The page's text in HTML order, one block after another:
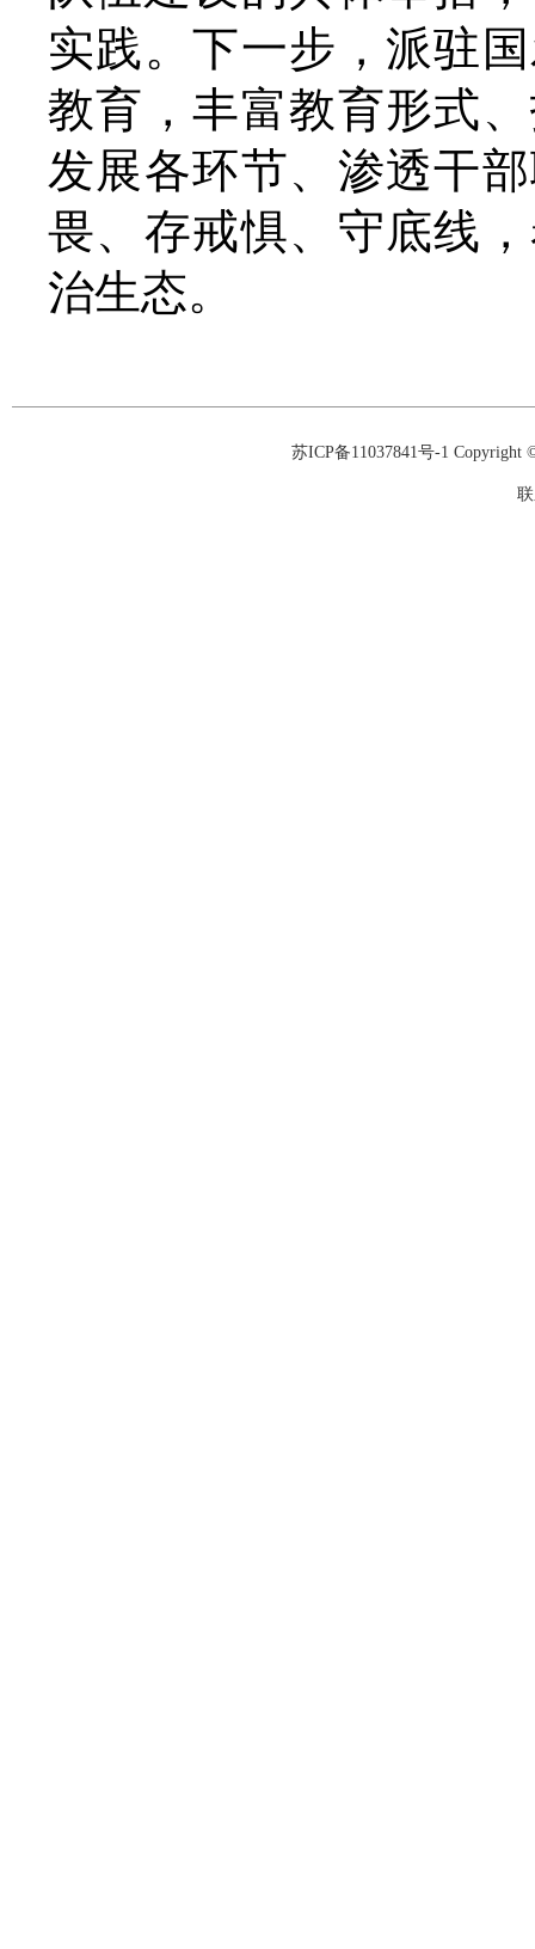
实践。下一步，派驻
教育，丰富教育形式
发展各环节、渗透干
畏、存戒惧、守底线
治生态。
苏ICP备11037841号-1 Copyright